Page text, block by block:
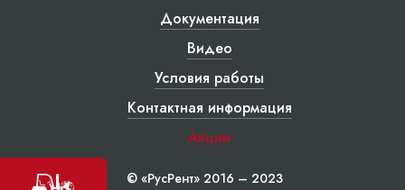
Документация
Видео
Условия работы
Контактная информация
Акции
© «РусРент» 2016 – 2023